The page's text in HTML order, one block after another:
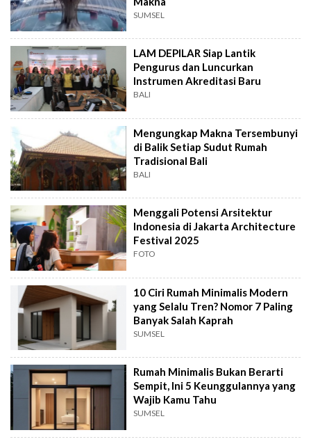
SUMSEL
LAM DEPILAR Siap Lantik
Pengurus dan Luncurkan
Instrumen Akreditasi Baru
BALI
Mengungkap Makna Tersembunyi
di Balik Setiap Sudut Rumah
Tradisional Bali
BALI
Menggali Potensi Arsitektur
Indonesia di Jakarta Architecture
Festival 2025
FOTO
10 Ciri Rumah Minimalis Modern
yang Selalu Tren? Nomor 7 Paling
Banyak Salah Kaprah
SUMSEL
Rumah Minimalis Bukan Berarti
Sempit, Ini 5 Keunggulannya yang
Wajib Kamu Tahu
SUMSEL